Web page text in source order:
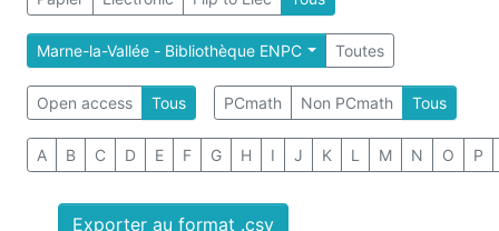
Marne-la-Vallée - Bibliothèque ENPC Toutes
Open access Tous PCmath Non PCmath Tous
A B C D E F G H I J K L M N O P
Exporter au format .csv